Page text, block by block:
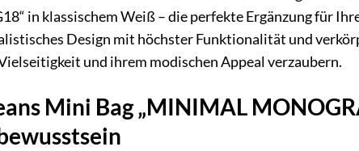
in klassischem Weiß – die perfekte Ergänzung für
Design mit höchster Funktionalität und
und ihrem modischen Appeal verzaubern.
Mini Bag „MINIMAL